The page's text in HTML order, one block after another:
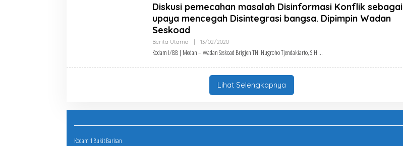
Diskusi pemecahan masalah Disinformasi Konflik sebagai
upaya mencegah Disintegrasi bangsa. Dipimpin Wadan
Seskoad
Berita Utama | 13/02/2020Oleh
Kodam I/BB | Medan – Wadan Seskoad Brigjen TNI Nugroho Tjendakiarto, S.H
Lihat Selengkapnya
Kodam 1 Bukit Barisan